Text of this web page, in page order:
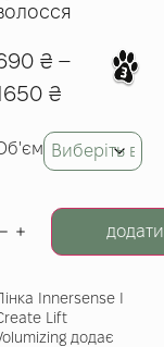
₴ –
₴
Innersense I
Lift
додає